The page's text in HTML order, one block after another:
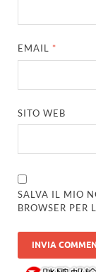
EMAIL *
SITO WEB
SALVA IL MIO
BROWSER PER